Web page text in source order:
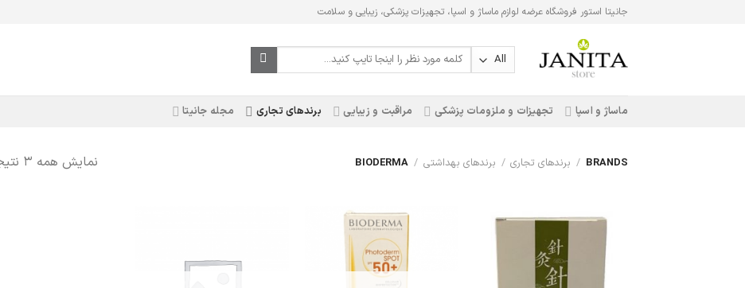
جانیتا استور فروشگاه عرضه لوازم ماساژ و اسپا، تجهیزات پزشکی، زیبایی و سلامت
جستجو
ماساژ و اسپا تجهیزات و ملزومات پزشکی مراقبت و زیبایی برندهای تجاری مجله جانیتا
BRANDS
/ برندهای تجاری / برندهای بهداشتی / نمایش همه 3 نتیجه